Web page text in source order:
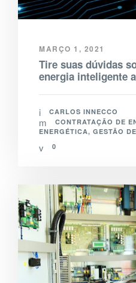
MARÇO 1, 2021
Tire suas dúvidas
energia inteligente
CARLOS INNECCO
CONTRATAÇÃO DE
ENERGÉTICA, GESTÃO
0